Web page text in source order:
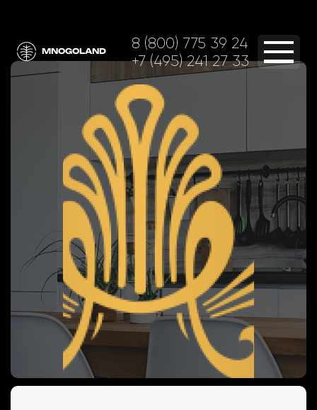
MNOGOLAND
8 (800) 775 39 24
+7 (495) 241 27 33